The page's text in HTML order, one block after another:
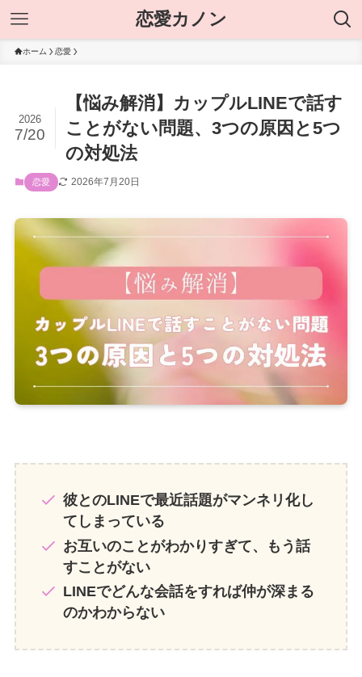
恋愛カノン
ホーム 恋愛
【悩み解消】カップルLINEで話す
ことがない問題、3つの原因と5つ
の対処法
2026
7/20
恋愛 2026年7月20日
彼とのLINEで最近話題がマンネリ化し
てしまっている
お互いのことがわかりすぎて、もう話
すことがない
LINEでどんな会話をすれば仲が深まる
のかわからない